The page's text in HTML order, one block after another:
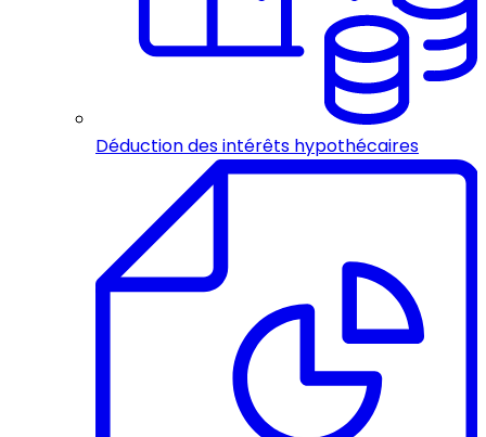
Déduction des intérêts hypothécaires